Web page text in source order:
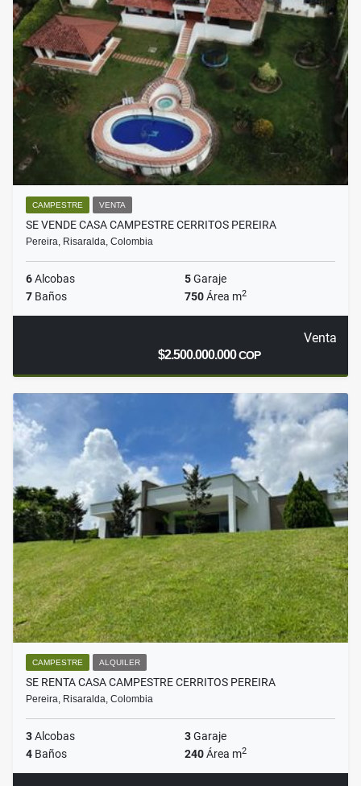
CAMPESTRE VENTA
SE VENDE CASA CAMPESTRE CERRITOS PEREIRA
Pereira, Risaralda, Colombia
6Alcobas 5Garaje
7 Baños 750Área m2
Venta
$2.500.000.000COP
CAMPESTRE ALQUILER
SE RENTA CASA CAMPESTRE CERRITOS PEREIRA
Pereira, Risaralda, Colombia
3Alcobas 3Garaje
4 Baños 240Área m2